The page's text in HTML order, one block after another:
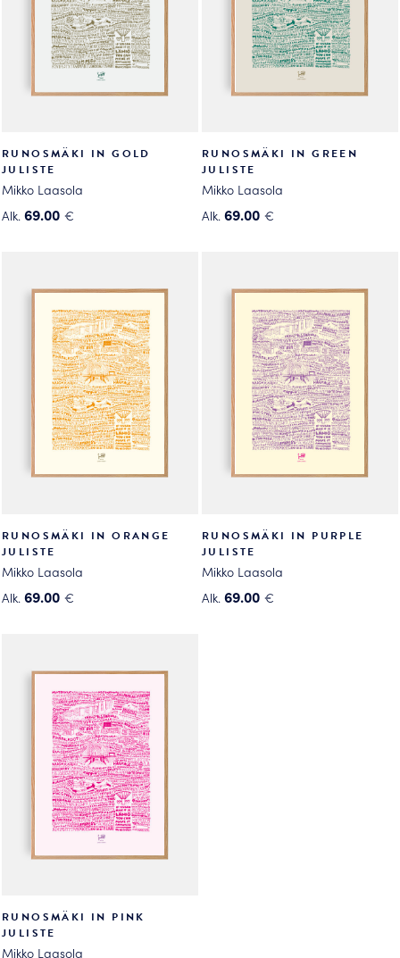
RUNOSMÄKI IN GOLD
JULISTE
Mikko Laasola
Alk. 69.00 €
useampi
muunnelma.
valinnat
tuotteen
RUNOSMÄKI IN GREEN
JULISTE
Mikko Laasola
Alk. 69.00 €
useampi
muunnelma.
valinnat
tuotteen
RUNOSMÄKI IN ORANGE
JULISTE
Mikko Laasola
Alk. 69.00 €
useampi
muunnelma.
valinnat
tuotteen
RUNOSMÄKI IN PURPLE
JULISTE
Mikko Laasola
Alk. 69.00 €
RUNOSMÄKI IN PINK
JULISTE
Mikko Laasola